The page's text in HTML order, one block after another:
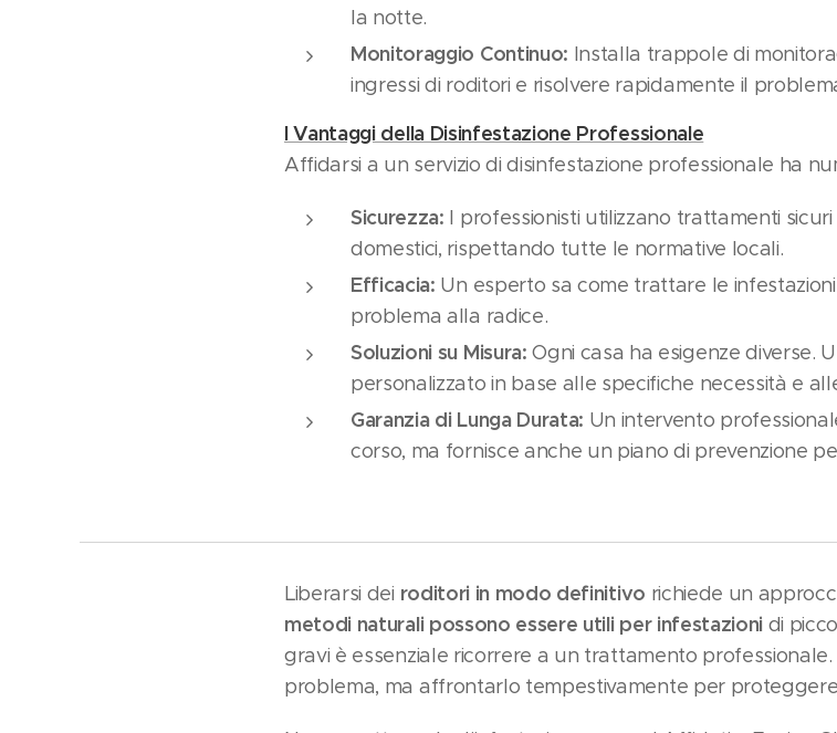
la notte.
Monitoraggio Continuo: Installa trappole di
ingressi di roditori e risolvere rapidamente il
I Vantaggi della Disinfestazione Professionale
Affidarsi a un servizio di disinfestazione professionale ha
Sicurezza: I professionisti utilizzano trattamenti
domestici, rispettando tutte le normative locali.
Efficacia: Un esperto sa come trattare le
problema alla radice.
Soluzioni su Misura: Ogni casa ha esigenze diverse.
personalizzato in base alle specifiche necessità e
Garanzia di Lunga Durata: Un intervento
corso, ma fornisce anche un piano di prevenzione
Liberarsi dei roditori in modo definitivo richiede un
metodi naturali possono essere utili per infestazioni di
gravi è essenziale ricorrere a un trattamento
problema, ma affrontarlo tempestivamente per